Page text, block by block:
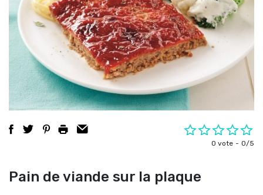
0 vote 0/5
Pain de viande sur la plaque